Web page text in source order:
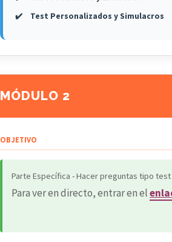
Test Personalizados y Simulacros
MÓDULO 2
OBJETIVO
Parte Específica - Hacer preguntas tipo
Para ver en directo, entrar en el